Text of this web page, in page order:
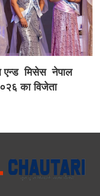
एन्ड मिसेस नेपाल
का विजेता